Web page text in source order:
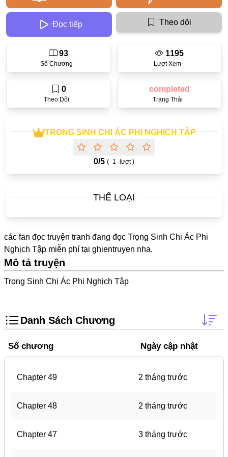
Nữ Cường
Huyền Huyễn
Tổng Tài
#Chiếm Hữu Mạnh Mẽ
Sports
One Shot
Cưới Trước Yêu Sau
#Cục Cưng
Adult
Trọng Sinh
TRỌNG SINH CHI ÁC PHI NGHỊCH TẬP
0/5 ( 1 lượt )
Số Chương
93
Lượt Xem
1195
Theo Dõi
0
Trạng Thái
completed
THỂ LOẠI
Đọc tiếp Theo dõi
các fan đọc truyện tranh đang đọc Trọng Sinh Chi Ác Phi
Nghịch Tập miễn phí tại ghientruyen nha.
Mô tả truyện
Trọng Sinh Chi Ác Phi Nghịch Tập
Danh Sách Chương
Số chương Ngày cập nhật
Chapter 49 2 tháng trước
Chapter 48 2 tháng trước
Chapter 47 3 tháng trước